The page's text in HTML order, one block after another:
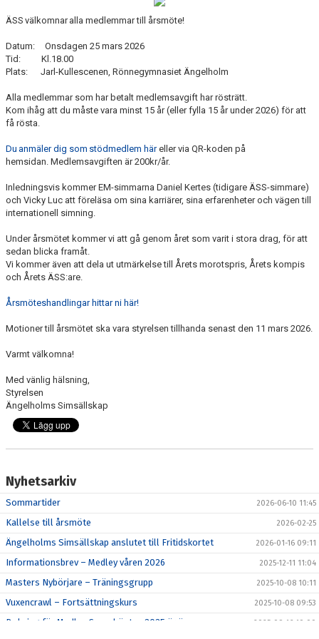
BOKNING AV PLATS
BOKNINGS- OCH BETALNINGSVILLKOR
SIMUTRUSTNING
ÄSS välkomnar alla medlemmar till årsmöte!
Datum: Onsdagen 25 mars 2026
Tid: Kl.18.00
Plats: Jarl-Kullescenen, Rönnegymnasiet Ängelholm
Alla medlemmar som har betalt medlemsavgift har rösträtt.
Kom ihåg att du måste vara minst 15 år (eller fylla 15 år under 2026) för att
få rösta.
Du anmäler dig som stödmedlem häreller via QR-koden på
hemsidan. Medlemsavgiften är 200kr/år.
Inledningsvis kommer EM-simmarna Daniel Kertes (tidigare ÄSS-simmare)
och Vicky Luc att föreläsa om sina karriärer, sina erfarenheter och vägen till
internationell simning.
Under årsmötet kommer vi att gå genom året som varit i stora drag, för att
sedan blicka framåt.
Vi kommer även att dela ut utmärkelse till Årets morotspris, Årets kompis
och Årets ÄSS:are.
Årsmöteshandlingar hittar ni här!
Motioner till årsmötet ska vara styrelsen tillhanda senast den 11 mars 2026.
Varmt välkomna!
Med vänlig hälsning,
Styrelsen
Ängelholms Simsällskap
Nyhetsarkiv
Sommartider 2026-06-10 11:45
Kallelse till årsmöte 2026-02-25
Ängelholms Simsällskap anslutet till Fritidskortet 2026-01-16 09:11
Informationsbrev – Medley våren 2026 2025-12-11 11:04
Masters Nybörjare – Träningsgrupp 2025-10-08 10:11
Vuxencrawl – Fortsättningskurs 2025-10-08 09:53
Bokning för Medley Cup – hösten 2025 är öppen 2025-09-16 10:00